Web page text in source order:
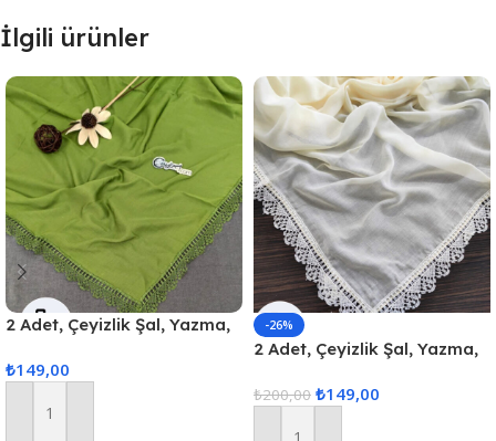
İlgili ürünler
2 Adet, Çeyizlik Şal, Yazma,
Yazma 2 Adet 100x100cm –
₺149,00
Sepete Ekle
-26%
2 Adet, Çeyizlik Şal, Yazma,
Yazma 2 Adet 100x100cm –
₺200,00 ₺149,00